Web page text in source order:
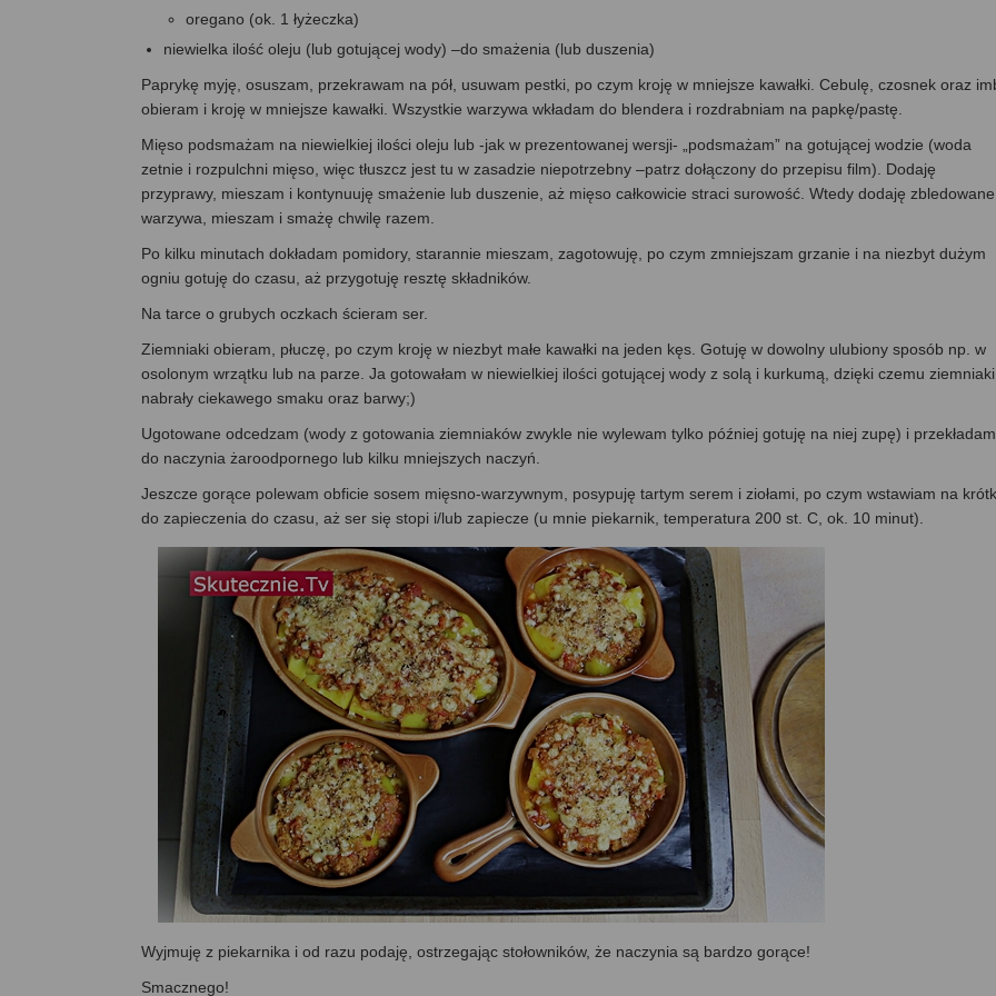
oregano (ok. 1 łyżeczka)
niewielka ilość oleju (lub gotującej wody) –do smażenia (lub duszenia)
Paprykę myję, osuszam, przekrawam na pół, usuwam pestki, po czym kroję w mniejsze kawałki. Cebulę, czosnek oraz
obieram i kroję w mniejsze kawałki. Wszystkie warzywa wkładam do blendera i rozdrabniam na papkę/pastę.
Mięso podsmażam na niewielkiej ilości oleju lub -jak w prezentowanej wersji- „podsmażam” na gotującej wodzie (woda
zetnie i rozpulchni mięso, więc tłuszcz jest tu w zasadzie niepotrzebny –patrz dołączony do przepisu film). Dodaję
przyprawy, mieszam i kontynuuję smażenie lub duszenie, aż mięso całkowicie straci surowość. Wtedy dodaję zbledowane
warzywa, mieszam i smażę chwilę razem.
Po kilku minutach dokładam pomidory, starannie mieszam, zagotowuję, po czym zmniejszam grzanie i na niezbyt dużym
ogniu gotuję do czasu, aż przygotuję resztę składników.
Na tarce o grubych oczkach ścieram ser.
Ziemniaki obieram, płuczę, po czym kroję w niezbyt małe kawałki na jeden kęs. Gotuję w dowolny ulubiony sposób np. w
osolonym wrzątku lub na parze. Ja gotowałam w niewielkiej ilości gotującej wody z solą i kurkumą, dzięki czemu ziemniaki
nabrały ciekawego smaku oraz barwy;)
Ugotowane odcedzam (wody z gotowania ziemniaków zwykle nie wylewam tylko później gotuję na niej zupę) i przekładam
do naczynia żaroodpornego lub kilku mniejszych naczyń.
Jeszcze gorące polewam obficie sosem mięsno-warzywnym, posypuję tartym serem i ziołami, po czym wstawiam na
do zapieczenia do czasu, aż ser się stopi i/lub zapiecze (u mnie piekarnik, temperatura 200 st. C, ok. 10 minut).
Wyjmuję z piekarnika i od razu podaję, ostrzegając stołowników, że naczynia są bardzo gorące!
Smacznego!